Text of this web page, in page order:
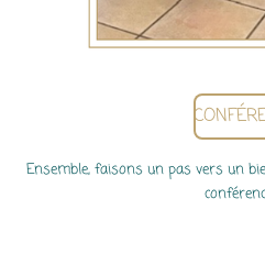
Ensemble, faisons un pas vers un